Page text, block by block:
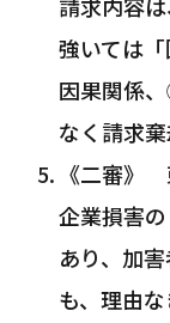
強いては
因果関係
なく請求
《二審》
企業損害
あり、加
も、理由